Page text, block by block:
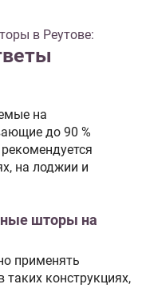
в Реутове:
на
до 90 %
на лоджии и
шторы на
применять
конструкциях,